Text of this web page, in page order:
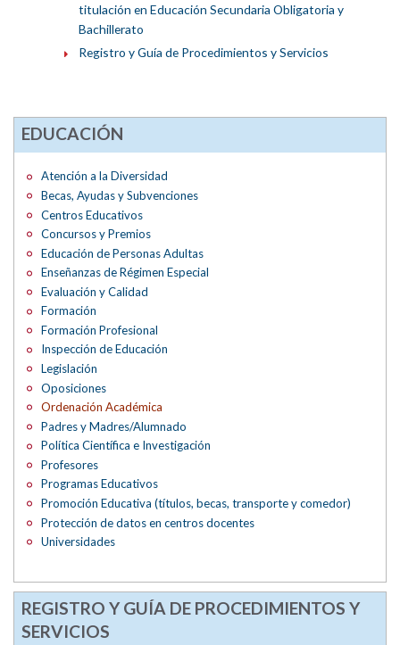
titulación en Educación Secundaria Obligatoria y
Bachillerato
Registro y Guía de Procedimientos y Servicios
EDUCACIÓN
Atención a la Diversidad
Becas, Ayudas y Subvenciones
Centros Educativos
Concursos y Premios
Educación de Personas Adultas
Enseñanzas de Régimen Especial
Evaluación y Calidad
Formación
Formación Profesional
Inspección de Educación
Legislación
Oposiciones
Ordenación Académica
Padres y Madres/Alumnado
Política Científica e Investigación
Profesores
Programas Educativos
Promoción Educativa (títulos, becas, transporte y comedor)
Protección de datos en centros docentes
Universidades
REGISTRO Y GUÍA DE PROCEDIMIENTOS Y
SERVICIOS